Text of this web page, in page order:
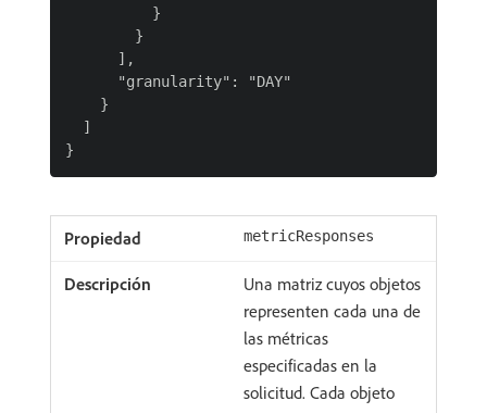
          }
        }
      ],
      "granularity": "DAY"
    }
  ]
metricResponses
Una matriz cuyos objetos
representen cada una de
las métricas
especificadas en la
solicitud. Cada objeto